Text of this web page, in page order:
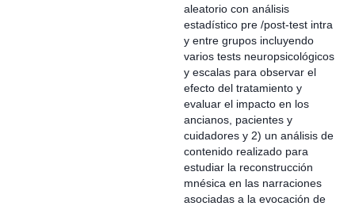
aleatorio con análisis
estadístico pre /post-test intra
y entre grupos incluyendo
varios tests neuropsicológicos
y escalas para observar el
efecto del tratamiento y
evaluar el impacto en los
ancianos, pacientes y
cuidadores y 2) un análisis de
contenido realizado para
estudiar la reconstrucción
mnésica en las narraciones
asociadas a la evocación de